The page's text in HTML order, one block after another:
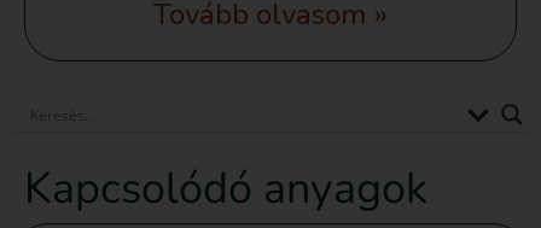
Tovább olvasom »
Kapcsolódó anyagok